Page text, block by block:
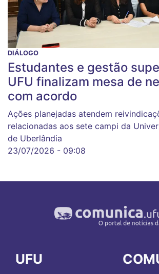
DIÁLOGO
Estudantes e gestão
UFU finalizam mesa de
com acordo
Ações planejadas atendem
relacionadas aos sete campi da
de Uberlândia
23/07/2026 - 09:08
UFU